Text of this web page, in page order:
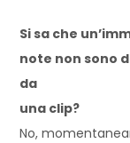
Si sa che
note non sono
da
una clip?
No,